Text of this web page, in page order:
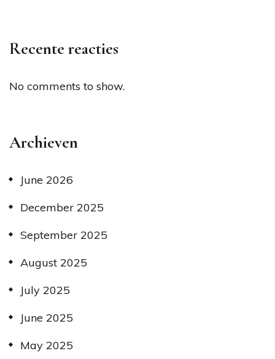
Recente reacties
No comments to show.
Archieven
June 2026
December 2025
September 2025
August 2025
July 2025
June 2025
May 2025